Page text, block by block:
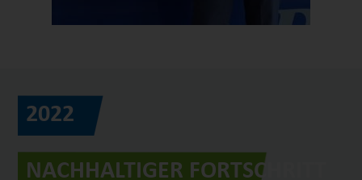
2022
NACHHALTIGER FORTSCHRITT